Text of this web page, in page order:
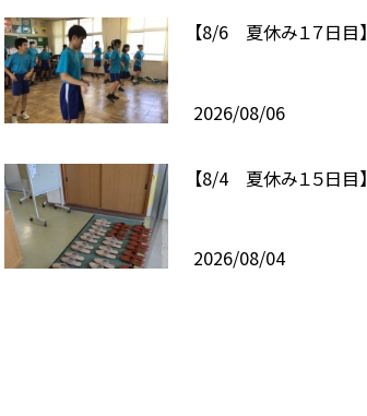
【8/6 夏休み１７日目】
2026/08/06
【8/4 夏休み１５日目】
2026/08/04